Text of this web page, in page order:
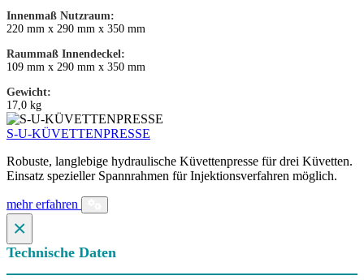
Innenmaß Nutzraum:
220 mm x 290 mm x 350 mm
Raummaß Innendeckel:
109 mm x 290 mm x 350 mm
Gewicht:
17,0 kg
S-U-KÜVETTENPRESSE
Robuste, langlebige hydraulische Küvettenpresse für drei Küvetten.
Einsatz spezieller Spannrahmen für Injektionsverfahren möglich.
mehr erfahren
×
Technische Daten